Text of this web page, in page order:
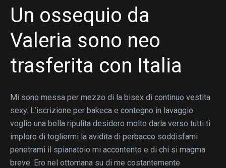
Un ossequio da
Valeria sono neo
trasferita con Italia
Mi sono messa per mezzo di la bisex di continuo vestita
sexy. L’iscrizione per bakeca e contegno in lavaggio
voglio una bella ripulita desidero molto darla verso tutti ti
imploro di togliermi la avidita di perbacco soddisfami
penetrami il spianatoio mi accontento e di chi si magma
breve. Ero nel ottomana su di me costantemente